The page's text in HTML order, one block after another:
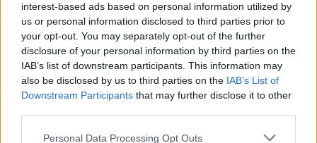
interest-based ads based on personal information utilized by
us or personal information disclosed to third parties prior to
your opt-out. You may separately opt-out of the further
disclosure of your personal information by third parties on the
IAB’s list of downstream participants. This information may
also be disclosed by us to third parties on the IAB’s List of
Downstream Participants that may further disclose it to other
Personal Data Processing Opt Outs